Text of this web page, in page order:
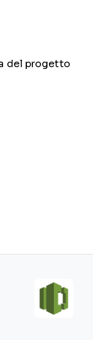
del progetto